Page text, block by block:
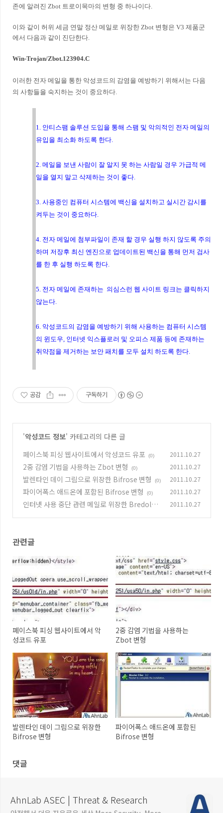
존에 알려진 Zbot 트로이목마의 변형 중 하나이다.
이와 같이 허위 세금 연말 정산 메일로 위장한 Zbot 변형은 V3 제품군
에서 다음과 같이 진단한다.
Win-Trojan/Zbot.123904.C
이러한 전자 메일을 통한 악성코드의 감염을 예방하기 위해서는 다음
의 사항들을 숙지하는 것이 중요하다.
1. 안티스팸 솔루션 도입을 통해 스팸 및 악의적인 전자 메일의
유입을 최소화 하도록 한다.
2. 메일을 보낸 사람이 잘 알지 못 하는 사람일 경우 가급적 메
일을 열지 말고 삭제하는 것이 좋다.
3. 사용중인 컴퓨터 시스템에 백신을 설치하고 실시간 감시를
켜두는 것이 중요하다.
4. 전자 메일에 첨부파일이 존재 할 경우 실행 하지 않도록 주의
하며 저장후 최신 엔진으로 업데이트된 백신을 통해 먼저 검사
를 한 후 실행 하도록 한다.
5. 전자 메일에 존재하는 의심스런 웹 사이트 링크는 클릭하지
않는다.
6. 악성코드의 감염을 예방하기 위해 사용하는 컴퓨터 시스템
의 윈도우, 인터넷 익스플로러 및 오피스 제품 등에 존재하는
취약점을 제거하는 보안 패치를 모두 설치 하도록 한다.
공감 구독하기
'악성코드 정보' 카테고리의 다른 글
페이스북 피싱 웹사이트에서 악성코드 유포
(0) 2011.10.27
2중 감염 기법을 사용하는 Zbot 변형 (0) 2011.10.27
발렌타인 데이 그림으로 위장한 Bifrose 변형 (0) 2011.10.27
파이어폭스 애드온에 포함된 Bifrose 변형 (0) 2011.10.27
인터넷 사용 중단 관련 메일로 위장한 Bredolab
2011.10.27
관련글
페이스북 피싱 웹사이트에서 악
성코드 유포
2중 감염 기법을 사용하는
Zbot 변형
발렌타인 데이 그림으로 위장한
Bifrose 변형
파이어폭스 애드온에 포함된
Bifrose 변형
댓글
AhnLab ASEC | Threat & Research